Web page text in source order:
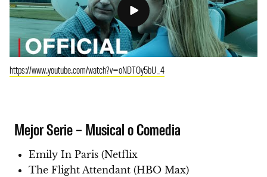
https://www.youtube.com/watch?v=oNDTOy5bU_4
Mejor Serie – Musical o Comedia
Emily In Paris (Netflix
The Flight Attendant (HBO Max)